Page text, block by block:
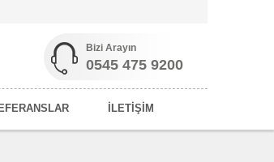
Bizi Arayın
0545 475 9200
İLETİŞİM